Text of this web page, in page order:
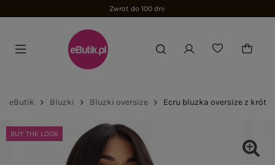
Zwrot do 100 dni
eButik Bluzki Bluzki oversize Ecru bluzka oversize z
BUY THE LOOK